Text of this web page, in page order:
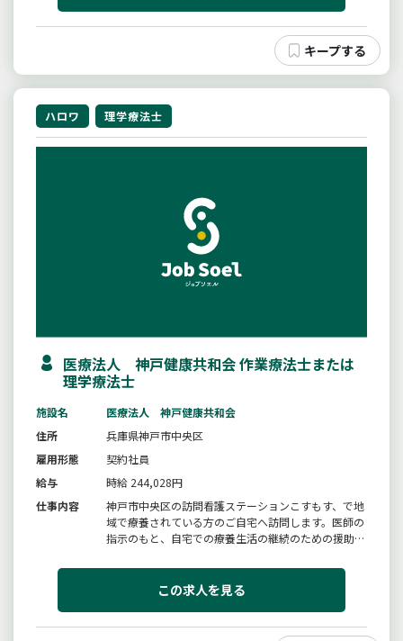
ハロワ 理学療法士
医療法人 神戸健康共和会 作業療法士または
理学療法士
施設名
医療法人 神戸健康共和会
住所
兵庫県神戸市中央区
雇用形態
契約社員
給与
時給 244,028円
仕事内容
神戸市中央区の訪問看護ステーションこすもす、で地
域で療養されている方のご自宅へ訪問します。医師の
指示のもと、自宅での療養生活の継続のための援助を
所、デイサービス、高齢者住宅が入った複合施設にあ
り、様々な職種と連携をとりながら協力して患者様・
この求人を見る